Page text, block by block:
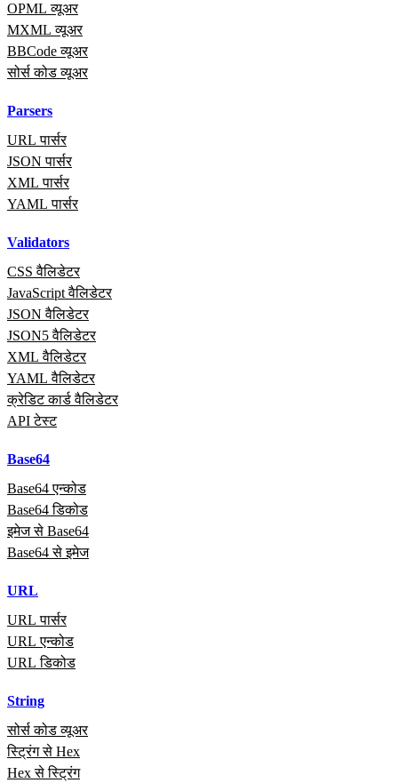
OPML व्यूअर
MXML व्यूअर
BBCode व्यूअर
सोर्स कोड व्यूअर
Parsers
URL पार्सर
JSON पार्सर
XML पार्सर
YAML पार्सर
Validators
CSS वैलिडेटर
JavaScript वैलिडेटर
JSON वैलिडेटर
JSON5 वैलिडेटर
XML वैलिडेटर
YAML वैलिडेटर
क्रेडिट कार्ड वैलिडेटर
API टेस्ट
Base64
Base64 एन्कोड
Base64 डिकोड
इमेज से Base64
Base64 से इमेज
URL
URL पार्सर
URL एन्कोड
URL डिकोड
String
सोर्स कोड व्यूअर
स्ट्रिंग से Hex
Hex से स्ट्रिंग